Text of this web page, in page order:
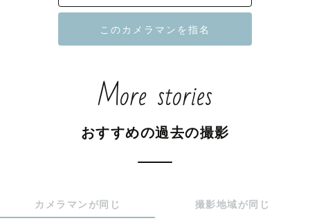
【撮影に込める想い】
友達と一緒に笑い合える事
当たり前の日常かもしれません。けど、その当たり前の日
その幸せな瞬間を逃さないように
More stories
おすすめの過去の撮影
カメラマンが同じ 撮影地域が同じ